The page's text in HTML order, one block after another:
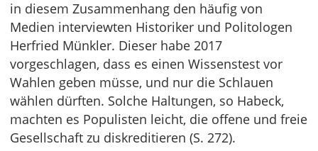
in diesem Zusammenhang den häufig von
Medien interviewten Historiker und Politologen
Herfried Münkler. Dieser habe 2017
vorgeschlagen, dass es einen Wissenstest vor
Wahlen geben müsse, und nur die Schlauen
wählen dürften. Solche Haltungen, so Habeck,
machten es Populisten leicht, die offene und freie
Gesellschaft zu diskreditieren (S. 272).